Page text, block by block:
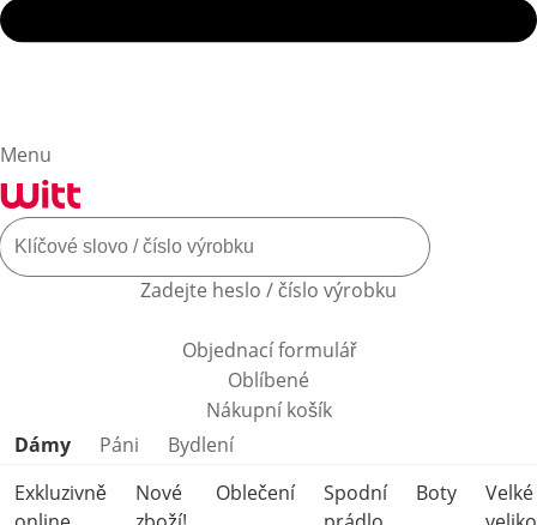
Menu
Zadejte heslo / číslo výrobku
Objednací formulář
Oblíbené
Nákupní košík
Přeskočit kategorie produktů
Dámy Páni
Bydlení
Exkluzivně
Nové
Oblečení
Spodní
Boty
Velké